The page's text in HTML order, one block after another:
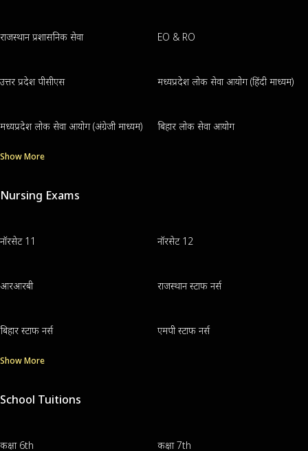
राजस्थान प्रशासनिक सेवा EO & RO
उत्तर प्रदेश पीसीएस मध्यप्रदेश लोक सेवा आयोग (हिंदी माध्यम)
मध्यप्रदेश लोक सेवा आयोग (अंग्रेजी माध्यम) बिहार लोक सेवा आयोग
Show More
Nursing Exams
नॉरसेट 11 नॉरसेट 12
आरआरबी राजस्थान स्टाफ नर्स
बिहार स्टाफ नर्स एमपी स्टाफ नर्स
Show More
School Tuitions
कक्षा 6th कक्षा 7th